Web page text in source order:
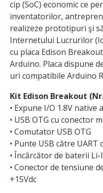
cip (SoC) economic ce
inventatorilor,
realizeze prototipuri şi
Internetului Lucrurilor
cu placa Edison
Arduino. Placa dispune
uri compatibile Arduino
Kit Edison Breakout
• Expune I/O 1.8V native
• USB OTG cu conector
• Comutator USB OTG
• Punte USB către
• Încărcător de baterii Li-
• Conector de tensiune
+15Vdc